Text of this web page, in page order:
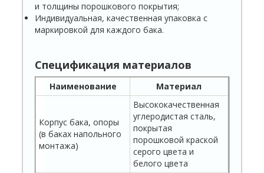
и толщины порошково­го покрытия;
Индивидуальная, качественная упаковка с
маркиров­кой для каждого бака.
Спецификация материалов
Наименование Материал
Корпус бака, опоры
(в баках напольного
монтажа)
Высококачественная
углеродистая сталь,
покрытая
порошковой кра­ской
серого цвета и
белого цвета